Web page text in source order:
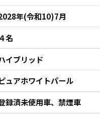
年(令和10)7月
４名
イブリッド
ュアホワイトパール
録済未使用車、禁煙車